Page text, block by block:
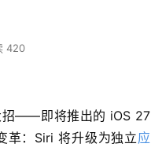
420
招——即将推出的 iOS 27
革：Siri 将升级为独立应